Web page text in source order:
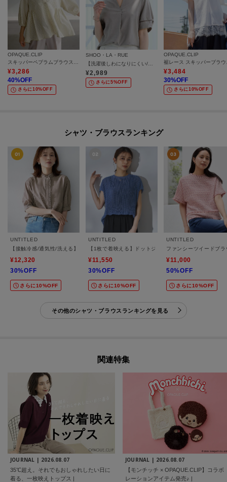
OPAQUE.CLIP
スキッパーペプラムブラウス【洗濯機OK】
¥3,286
40%OFF
さらに10%OFF
SHOO・LA・RUE
【洗濯後しわになりにくい/インせずきまる】お袖のハシゴレースが涼やかな印象 麻調スキッパーブラウス
¥2,989
さらに5%OFF
OPAQUE.CLIP
裾レ
¥3,484
30%OFF
さらに10%OFF
シャツ・ブラウスランキング
UNTITLED
【接触冷感/通気性/洗える】スタンドカラーフリルブラウス
¥12,320
30%OFF
さらに10%OFF
UNTITLED
【1枚で着映える】ドットジャガードブラウス
¥11,550
30%OFF
さらに10%OFF
UNTITLED
ファンシーツイードブラ
¥11,000
50%OFF
さらに10%OFF
その他のシャツ・ブラウスランキングを見る
関連特集
JOURNAL | 2026.08.07
35℃超え。それでもおしゃれしたい日に
着る、一枚映えトップス |
JOURNAL | 2026.08.07
【モンチッチ × OPAQUE.CLIP】コラボ
レーションアイテム発売♪ |